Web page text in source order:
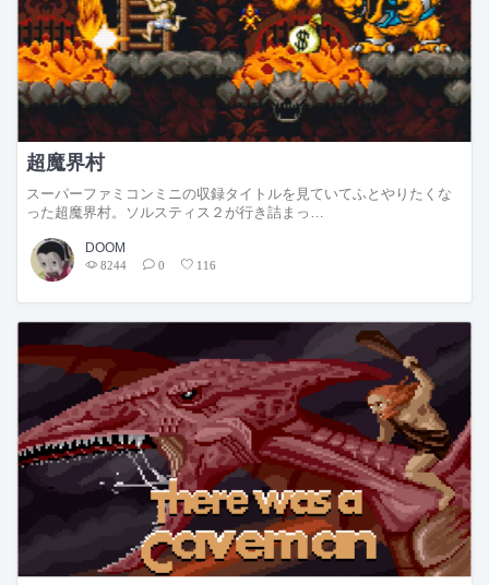
超魔界村
スーパーファミコンミニの収録タイトルを見ていてふとやりたくな
った超魔界村。ソルスティス２が行き詰まっ…
DOOM
8244 0 116